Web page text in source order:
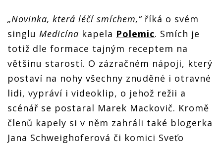
promarněném
vztahu a
Olga
Lounová
prohání
promarněném
vztahu a
Olga
Lounová
prohání
na kole
promarněném
Olga
Lounová
se
prohání
promarněném
vztahu a
Olga
se
prohání
na kole
„Novinka, která léčí smíchem,“říká o svém
singlu Medicína kapela Polemic. Smích je
totiž dle formace tajným receptem na
většinu starostí. O zázračném nápoji, který
postaví na nohy všechny znuděné i otravné
lidi, vypráví i videoklip, o jehož režii a
scénář se postaral Marek Mackovič. Kromě
členů kapely si v něm zahráli také blogerka
Jana Schweighoferová či komici Sveťo